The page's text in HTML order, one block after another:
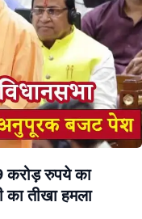
करोड़ रुपये का
का तीखा हमला